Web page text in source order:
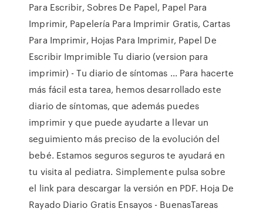
Para Escribir, Sobres De Papel, Papel Para
Imprimir, Papelería Para Imprimir Gratis, Cartas
Para Imprimir, Hojas Para Imprimir, Papel De
Escribir Imprimible Tu diario (version para
imprimir) - Tu diario de síntomas ... Para hacerte
más fácil esta tarea, hemos desarrollado este
diario de síntomas, que además puedes
imprimir y que puede ayudarte a llevar un
seguimiento más preciso de la evolución del
bebé. Estamos seguros seguros te ayudará en
tu visita al pediatra. Simplemente pulsa sobre
el link para descargar la versión en PDF. Hoja De
Rayado Diario Gratis Ensayos - BuenasTareas